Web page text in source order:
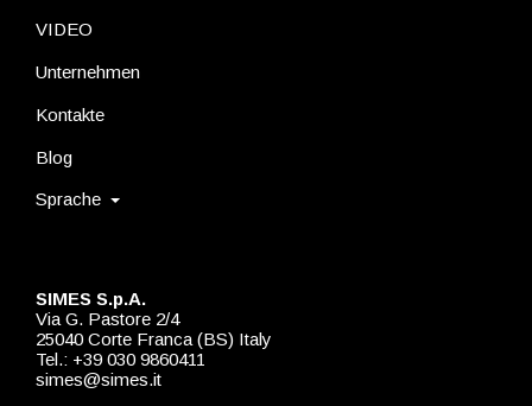
SIMES S.p.A.
Via G. Pastore 2/4
25040 Corte Franca (BS) Italy
Tel.: +39 030 9860411
simes@simes.it
VIDEO
Unternehmen
Kontakte
Blog
Sprache